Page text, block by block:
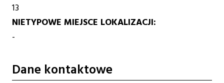
13
NIETYPOWE MIEJSCE LOKALIZACJI
-
Dane kontaktowe